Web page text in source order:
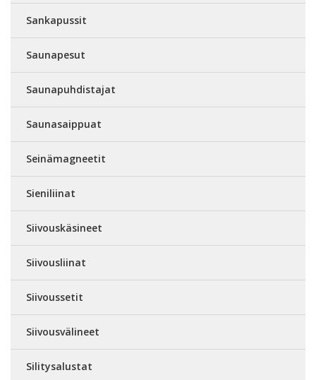
Sankapussit
Saunapesut
Saunapuhdistajat
Saunasaippuat
Seinämagneetit
Sieniliinat
Siivouskäsineet
Siivousliinat
Siivoussetit
Siivousvälineet
Silitysalustat